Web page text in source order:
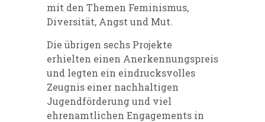
mit den Themen Feminismus,
Diversität, Angst und Mut.
Die übrigen sechs Projekte
erhielten einen Anerkennungspreis
und legten ein eindrucksvolles
Zeugnis einer nachhaltigen
Jugendförderung und viel
ehrenamtlichen Engagements in